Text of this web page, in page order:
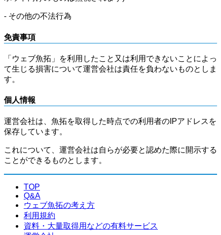
- その他の不法行為
免責事項
「ウェブ魚拓」を利用したこと又は利用できないことによっ
て生じる損害について運営会社は責任を負わないものとしま
す。
個人情報
運営会社は、魚拓を取得した時点での利用者のIPアドレスを
保存しています。
これについて、運営会社は自らが必要と認めた際に開示する
ことができるものとします。
TOP
Q&A
ウェブ魚拓の考え方
利用規約
資料・大量取得用などの有料サービス